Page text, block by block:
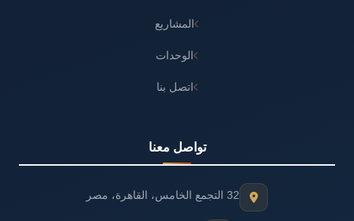
المشاريع
الوحدات
اتصل بنا
تواصل معنا
32 التجمع الخامس، القاهرة، مصر